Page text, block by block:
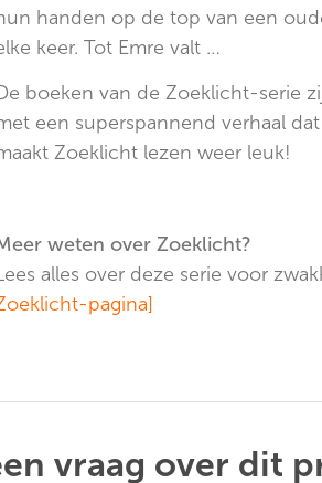
handen op de top van een
keer. Tot Emre valt …
boeken van de Zoeklicht-serie
een superspannend verhaal
Zoeklicht lezen weer leuk!
weten over Zoeklicht?
alles over deze serie voor
pagina]
vraag over dit